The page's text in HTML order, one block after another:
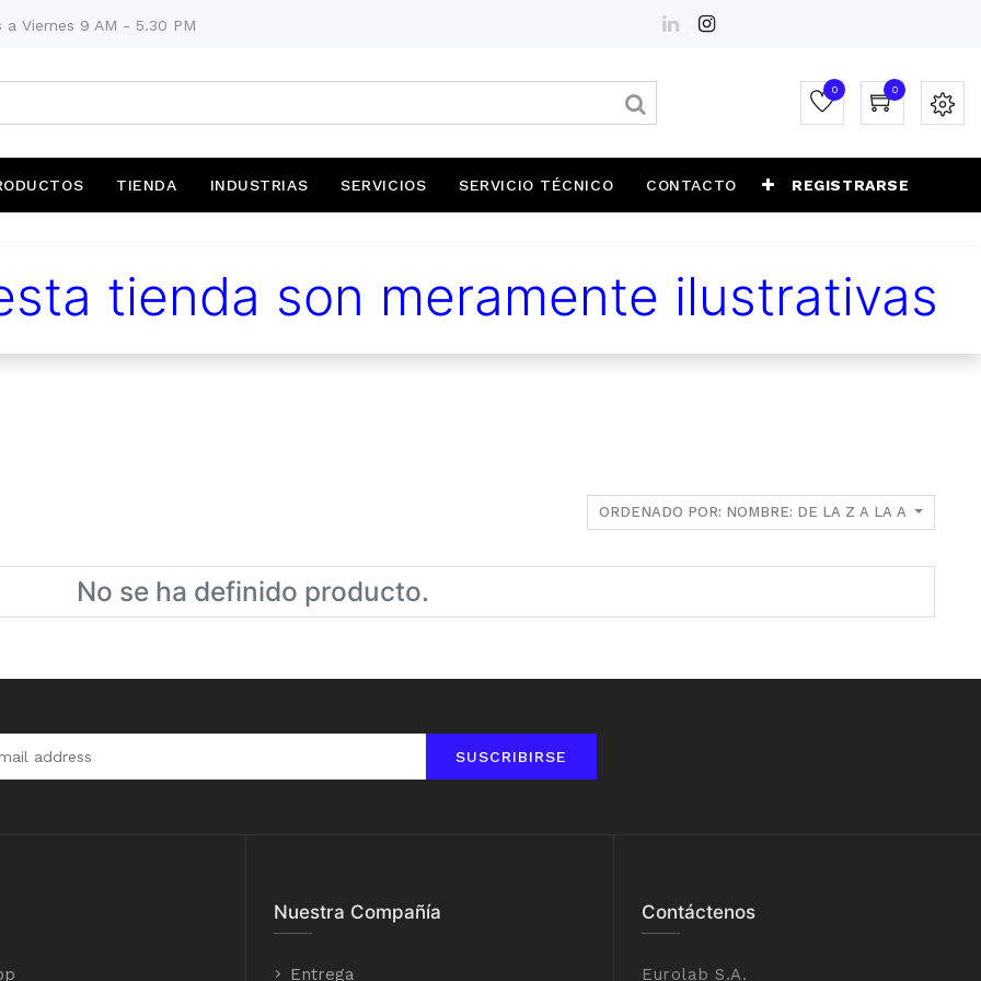
a Viernes 9 AM - 5.30 PM
0 0
TIENDA INDUSTRIAS SERVICIOS SERVICIO TÉCNICO CONTACTO REGISTRARSE
tienda son meramente ilustrativas
ORDENADO POR: NOMBRE: DE LA Z A LA A
No se ha definido producto.
SUSCRIBIRSE
Nuestra Compañía
Entrega
Contáctenos
Eurolab S.A.